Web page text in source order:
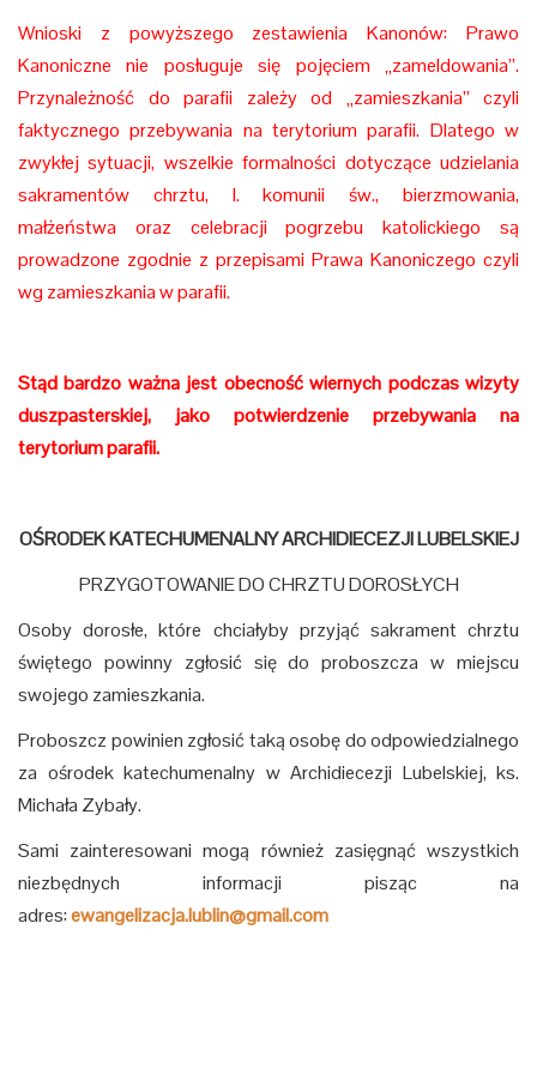
Wnioski z powyższego zestawienia Kanonów: Prawo
Kanoniczne nie posługuje się pojęciem „zameldowania”.
Przynależność do parafii zależy od „zamieszkania” czyli
faktycznego przebywania na terytorium parafii. Dlatego w
zwykłej sytuacji, wszelkie formalności dotyczące udzielania
sakramentów chrztu, I. komunii św., bierzmowania,
małżeństwa oraz celebracji pogrzebu katolickiego są
prowadzone zgodnie z przepisami Prawa Kanoniczego czyli
wg zamieszkania w parafii.
Stąd bardzo ważna jest obecność wiernych podczas wizyty
duszpasterskiej, jako potwierdzenie przebywania na
terytorium parafii.
OŚRODEK KATECHUMENALNYARCHIDIECEZJI LUBELSKIEJ
PRZYGOTOWANIE DO CHRZTU DOROSŁYCH
Osoby dorosłe, które chciałyby przyjąć sakrament chrztu
świętego powinny zgłosić się do proboszcza w miejscu
swojego zamieszkania.
Proboszcz powinien zgłosić taką osobę do odpowiedzialnego
za ośrodek katechumenalny w Archidiecezji Lubelskiej, ks.
Michała Zybały.
Sami zainteresowani mogą również zasięgnąć wszystkich
niezbędnych informacji pisząc na
adres:ewangelizacja.lublin@gmail.com